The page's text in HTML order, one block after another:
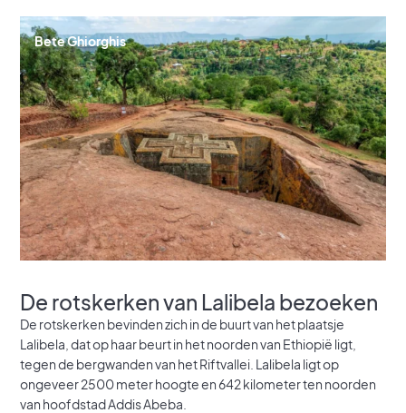
Bete Ghiorghis
De rotskerken van Lalibela bezoeken
De rotskerken bevinden zich in de buurt van het plaatsje
Lalibela, dat op haar beurt in het noorden van Ethiopië ligt,
tegen de bergwanden van het Riftvallei. Lalibela ligt op
ongeveer 2500 meter hoogte en 642 kilometer ten noorden
van hoofdstad Addis Abeba.